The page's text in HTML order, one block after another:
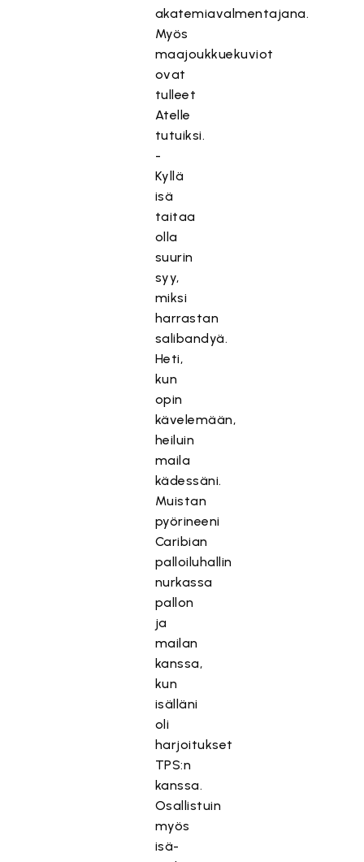
akatemiavalmentajana.
Myös
maajoukkuekuviot
ovat
tulleet
Atelle
tutuiksi.
-
Kyllä
isä
taitaa
olla
suurin
syy,
miksi
harrastan
salibandyä.
Heti,
kun
opin
kävelemään,
heiluin
maila
kädessäni.
Muistan
pyörineeni
Caribian
palloiluhallin
nurkassa
pallon
ja
mailan
kanssa,
kun
isälläni
oli
harjoitukset
TPS:n
kanssa.
Osallistuin
myös
isä-